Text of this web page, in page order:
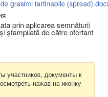
grasimi tartinabile
prin aplicarea semnăturii
ștampilată de către ofertant
участников, документы к
нажав на иконку